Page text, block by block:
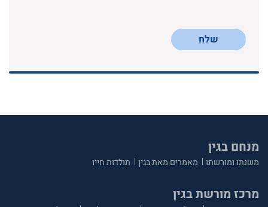
שלח
מנחם בגין
משנתו ומורשתו מאמרים מאת בגין תולדות חייו
מרכז מורשת בגין